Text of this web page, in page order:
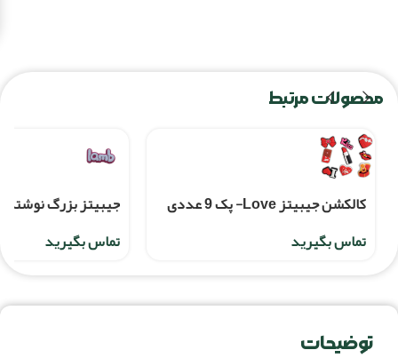
محصولات مرتبط
کالکشن جیبیتز Love- پک 9 عددی
تماس بگیرید
جیبیتز بزرگ نوشته lamb
تماس بگیرید
توضیحات